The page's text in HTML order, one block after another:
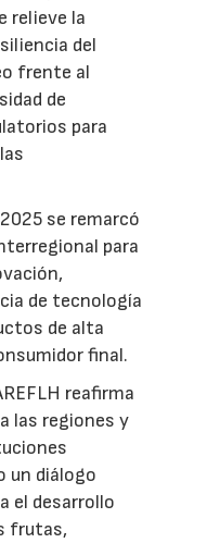
relieve la
del
frente al
de
para
se remarcó
para
de tecnología
de alta
final.
reafirma
las regiones y
un diálogo
el desarrollo
frutas,